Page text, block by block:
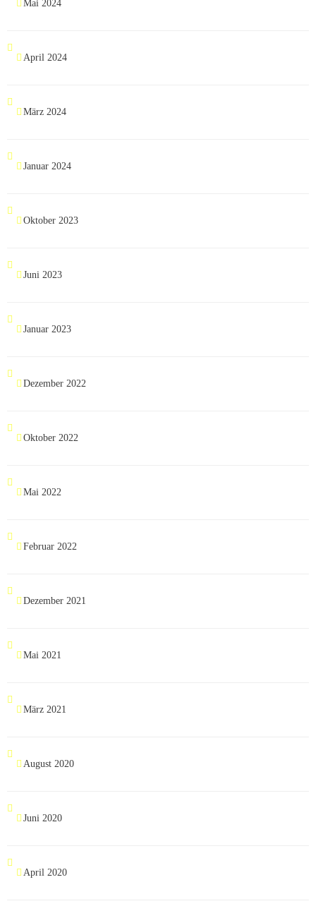
Mai 2024
April 2024
März 2024
Januar 2024
Oktober 2023
Juni 2023
Januar 2023
Dezember 2022
Oktober 2022
Mai 2022
Februar 2022
Dezember 2021
Mai 2021
März 2021
August 2020
Juni 2020
April 2020